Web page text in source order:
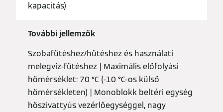
kapacitás)
További jellemzők
Szobafűtéshez/hűtéshez és használati
melegvíz-fűtéshez | Maximális előfolyási
hőmérséklet: 70 °C (-10 °C-os külső
hőmérsékleten) | Monoblokk beltéri egység
hőszivattyús vezérlőegységgel, nagy